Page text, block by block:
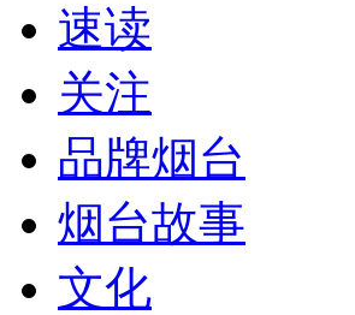
速读
关注
品牌烟台
烟台故事
文化